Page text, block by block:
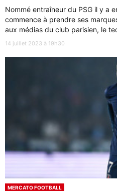
Nommé entraîneur du PSG il y a
commence à prendre ses
aux médias du club parisien, le
14 juillet 2023 à 19h30
MERCATO FOOTBALL